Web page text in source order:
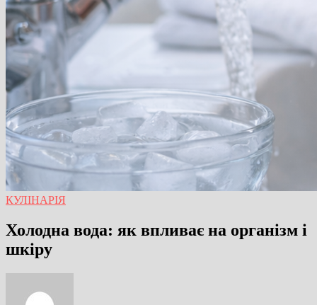
КУЛІНАРІЯ
Холодна вода: як впливає на організм і
шкіру